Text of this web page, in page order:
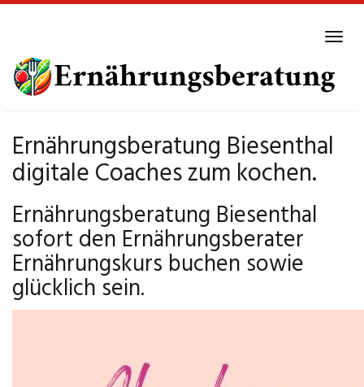
main
content
Ernährungsberatung Biesenthal
digitale Coaches zum kochen.
Ernährungsberatung Biesenthal
sofort den Ernährungsberater
Ernährungskurs buchen sowie
glücklich sein.